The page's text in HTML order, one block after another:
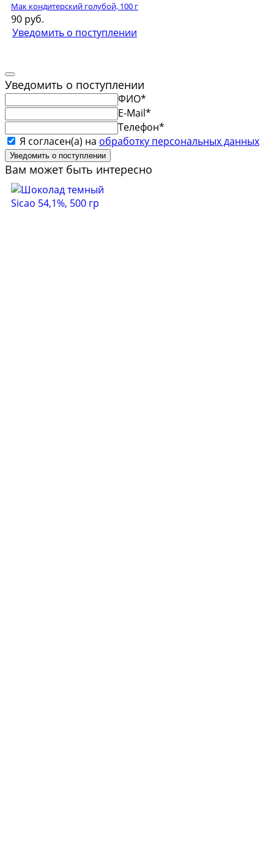
Мак кондитерский голубой, 100 г
90 руб.
Уведомить о поступлении
Уведомить о поступлении
ФИО*
E-Mail*
Телефон*
Я согласен(а) на обработку персональных данных
Уведомить о поступлении
Вам может быть интересно